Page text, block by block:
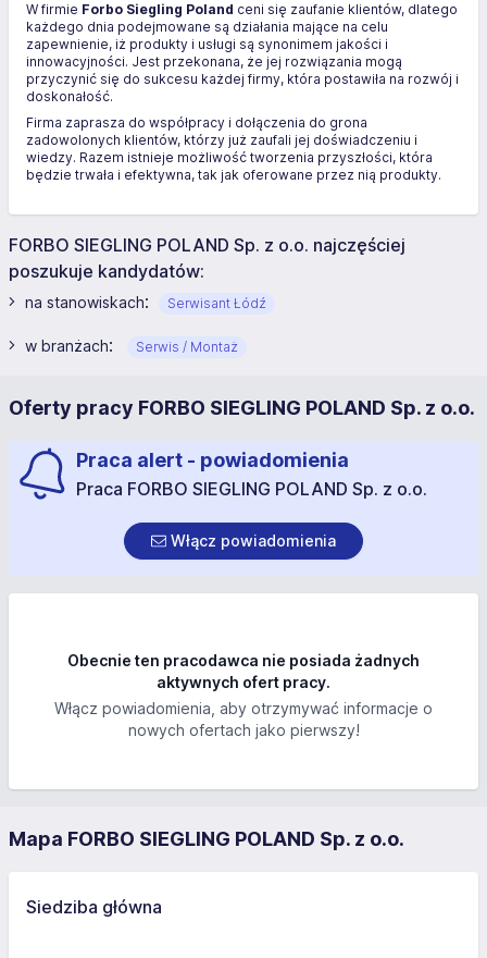
W firmie Forbo Siegling Poland ceni się zaufanie klientów, dlatego
każdego dnia podejmowane są działania mające na celu
zapewnienie, iż produkty i usługi są synonimem jakości i
innowacyjności. Jest przekonana, że jej rozwiązania mogą
przyczynić się do sukcesu każdej firmy, która postawiła na rozwój i
doskonałość.
Firma zaprasza do współpracy i dołączenia do grona
zadowolonych klientów, którzy już zaufali jej doświadczeniu i
wiedzy. Razem istnieje możliwość tworzenia przyszłości, która
będzie trwała i efektywna, tak jak oferowane przez nią produkty.
FORBO SIEGLING POLAND Sp. z o.o. najczęściej
poszukuje kandydatów:
na stanowiskach: Serwisant Łódź
w branżach: Serwis / Montaż
Oferty pracy FORBO SIEGLING POLAND Sp. z o.o.
Praca alert - powiadomienia
Praca FORBO SIEGLING POLAND Sp. z o.o.
Włącz powiadomienia
Obecnie ten pracodawca nie posiada żadnych
aktywnych ofert pracy.
Włącz powiadomienia, aby otrzymywać informacje o
nowych ofertach jako pierwszy!
Mapa FORBO SIEGLING POLAND Sp. z o.o.
Siedziba główna